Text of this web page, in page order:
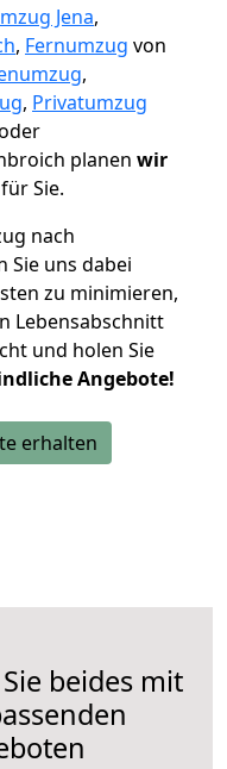
Jena,
, Fernumzug von
,
, Privatumzug
planen wir
für Sie.
nach
Sie uns dabei
zu minimieren,
Lebensabschnitt
und holen Sie
Angebote!
erhalten
beides mit